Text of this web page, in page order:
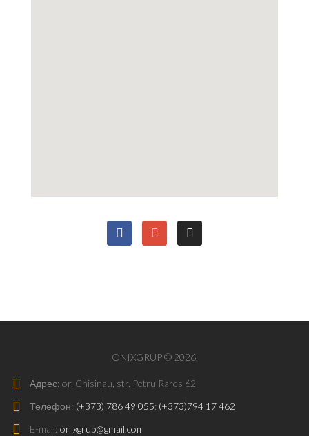
ONIXGRUP © 2026.
Адрес: or. Chisinau, str. Petru Rares 62
Телефон: (+373) 786 49 055; (+373)794 17 462
E-mail: onixgrup@gmail.com